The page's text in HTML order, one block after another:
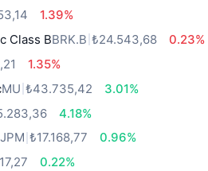
1.39%
Class BBRK.B ₺24.543,68
0.23%
1.35%
MU ₺43.735,42
3.01%
4.18%
JPM ₺17.168,77
0.96%
0.22%